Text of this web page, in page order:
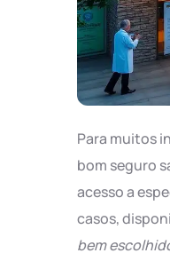
Para muitos
bom seguro
acesso a
casos,
bem